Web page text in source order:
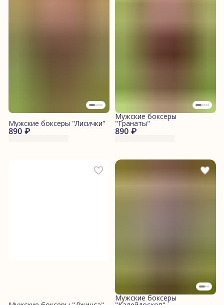
890 ₽
Мужские боксеры "Лисички"
890 ₽
Мужские боксеры
"Гранаты"
Мужские боксеры